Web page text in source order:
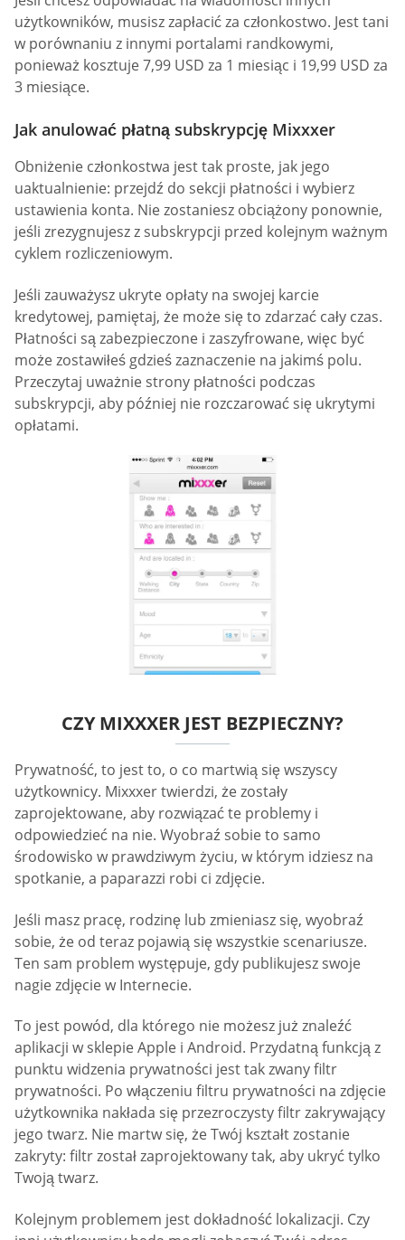
użytkowników, musisz zapłacić za członkostwo. Jest tani
w porównaniu z innymi portalami randkowymi,
ponieważ kosztuje 7,99 USD za 1 miesiąc i 19,99 USD za
3 miesiące.
Jak anulować płatną subskrypcję Mixxxer
Obniżenie członkostwa jest tak proste, jak jego
uaktualnienie: przejdź do sekcji płatności i wybierz
ustawienia konta. Nie zostaniesz obciążony ponownie,
jeśli zrezygnujesz z subskrypcji przed kolejnym ważnym
cyklem rozliczeniowym.
Jeśli zauważysz ukryte opłaty na swojej karcie
kredytowej, pamiętaj, że może się to zdarzać cały czas.
Płatności są zabezpieczone i zaszyfrowane, więc być
może zostawiłeś gdzieś zaznaczenie na jakimś polu.
Przeczytaj uważnie strony płatności podczas
subskrypcji, aby później nie rozczarować się ukrytymi
opłatami.
CZY MIXXXER JEST BEZPIECZNY?
Prywatność, to jest to, o co martwią się wszyscy
użytkownicy. Mixxxer twierdzi, że zostały
zaprojektowane, aby rozwiązać te problemy i
odpowiedzieć na nie. Wyobraź sobie to samo
środowisko w prawdziwym życiu, w którym idziesz na
spotkanie, a paparazzi robi ci zdjęcie.
Jeśli masz pracę, rodzinę lub zmieniasz się, wyobraź
sobie, że od teraz pojawią się wszystkie scenariusze.
Ten sam problem występuje, gdy publikujesz swoje
nagie zdjęcie w Internecie.
To jest powód, dla którego nie możesz już znaleźć
aplikacji w sklepie Apple i Android. Przydatną funkcją z
punktu widzenia prywatności jest tak zwany filtr
prywatności. Po włączeniu filtru prywatności na zdjęcie
użytkownika nakłada się przezroczysty filtr zakrywający
jego twarz. Nie martw się, że Twój kształt zostanie
zakryty: filtr został zaprojektowany tak, aby ukryć tylko
Twoją twarz.
Kolejnym problemem jest dokładność lokalizacji. Czy